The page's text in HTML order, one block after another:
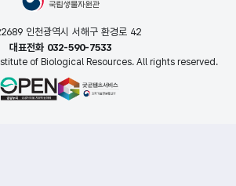
인천광역시 서해구 환경로 42
대표전화 032-590-7533
of Biological Resources. All rights reserved.